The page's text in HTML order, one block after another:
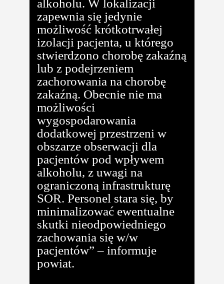
alkoholu. W lokalizacji
zapewnia się jedynie
możliwość krótkotrwałej
izolacji pacjenta, u którego
stwierdzono chorobę zakaźną
lub z podejrzeniem
zachorowania na chorobę
zakaźną. Obecnie nie ma
możliwości
wygospodarowania
dodatkowej przestrzeni w
obszarze obserwacji dla
pacjentów pod wpływem
alkoholu, z uwagi na
ograniczoną infrastrukturę
SOR. Personel stara się, by
minimalizować ewentualne
skutki nieodpowiedniego
zachowania się w/w
pacjentów” – informuje
powiat.